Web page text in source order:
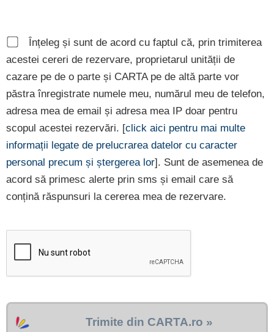
Înțeleg și sunt de acord cu faptul că, prin trimiterea
acestei cereri de rezervare, proprietarul unității de
cazare pe de o parte și CARTA pe de altă parte vor
păstra înregistrate numele meu, numărul meu de telefon,
adresa mea de email și adresa mea IP doar pentru
scopul acestei rezervări. [click aici pentru mai multe
informații legate de prelucrarea datelor cu caracter
personal precum și ștergerea lor]. Sunt de asemenea de
acord să primesc alerte prin sms și email care să
conțină răspunsuri la cererea mea de rezervare.
Trimite din CARTA.ro »